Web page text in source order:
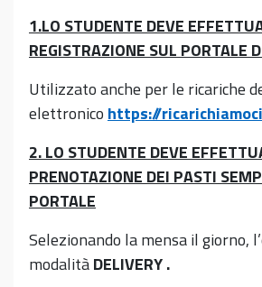
1.LO STUDENTE DEVE
REGISTRAZIONE SUL PORTALE
Utilizzato anche per le ricariche
elettronico https://
2. LO STUDENTE DEVE
PRENOTAZIONE DEI PASTI
PORTALE
Selezionando la mensa il giorno,
modalitàDELIVERY .